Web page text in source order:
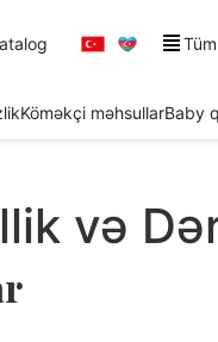
Köməkçi məhsullarBaby
və